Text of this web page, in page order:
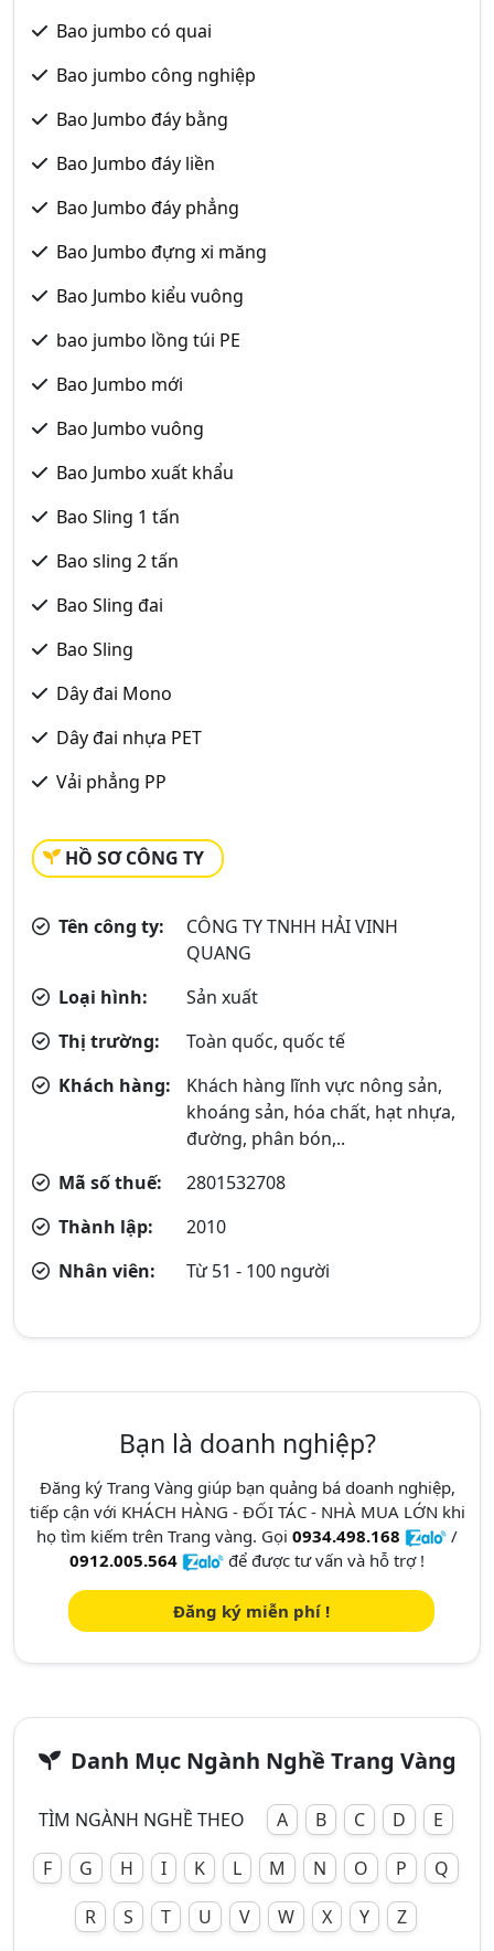
Bao jumbo có quai
Bao jumbo công nghiệp
Bao Jumbo đáy bằng
Bao Jumbo đáy liền
Bao Jumbo đáy phẳng
Bao Jumbo đựng xi măng
Bao Jumbo kiểu vuông
bao jumbo lồng túi PE
Bao Jumbo mới
Bao Jumbo vuông
Bao Jumbo xuất khẩu
Bao Sling 1 tấn
Bao sling 2 tấn
Bao Sling đai
Bao Sling
Dây đai Mono
Dây đai nhựa PET
Vải phẳng PP
HỒ SƠ CÔNG TY
Tên công ty:
CÔNG TY TNHH HẢI VINH
QUANG
Loại hình:
Sản xuất
Thị trường:
Toàn quốc, quốc tế
Khách hàng:
Khách hàng lĩnh vực nông sản,
khoáng sản, hóa chất, hạt nhựa,
đường, phân bón,..
Mã số thuế:
2801532708
Thành lập:
2010
Nhân viên:
Từ 51 - 100 người
Bạn là doanh nghiệp?
Đăng ký Trang Vàng giúp bạn quảng bá doanh nghiệp,
tiếp cận với KHÁCH HÀNG - ĐỐI TÁC - NHÀ MUA LỚN khi
họ tìm kiếm trên Trang vàng. Gọi 0934.498.168
/
0912.005.564
để được tư vấn và hỗ trợ !
Đăng ký miễn phí !
Danh Mục Ngành Nghề Trang Vàng
TÌM NGÀNH NGHỀ THEO A B C D
E
F
G H I K L M N O P
Q
R
S T U V W X Y Z